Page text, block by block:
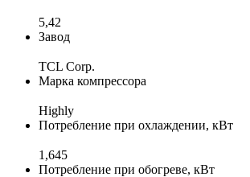
5,42
Завод
TCL Corp.
Марка компрессора
Highly
Потребление при охлаждении, кВт
1,645
Потребление при обогреве, кВт